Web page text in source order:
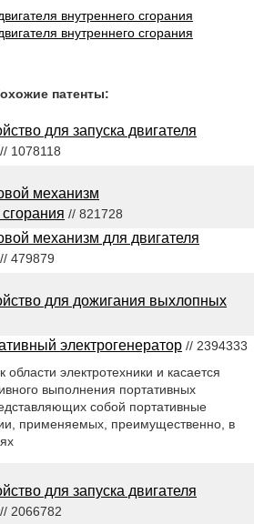
патенты:
для запуска двигателя
// 1078118
механизм
// 821728
механизм для двигателя
// 479879
для дожигания выхлопных
электрогенератор // 2394333
области электротехники и касается
выполнения портативных
собой портативные
применяемых, преимущественно, в
для запуска двигателя
// 2066782